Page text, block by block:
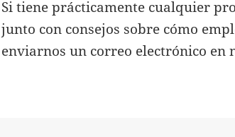
Si tiene prácticamente cualquier
junto con consejos sobre cómo
enviarnos un correo electrónico